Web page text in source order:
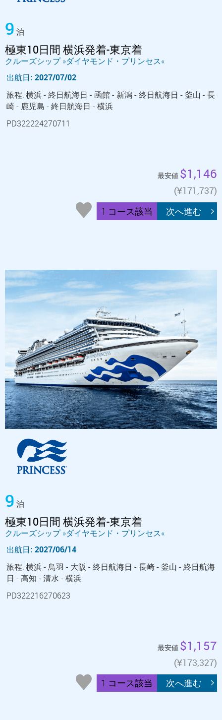
9 泊
極東10日間 横浜発着-東京着
クルーズシップ »ダイヤモンド・プリンセス«
出航日: 2027/07/02
旅程: 横浜 - 終日航海日 - 函館 - 新潟 - 終日航海日 - 釜山 - 長
崎 - 鹿児島 - 終日航海日 - 横浜
PD322224270711
最安値 $1,146
(¥171,737)
1 コース該当
次へ進む
9 泊
極東10日間 横浜発着-東京着
クルーズシップ »ダイヤモンド・プリンセス«
出航日: 2027/06/14
旅程: 横浜 - 鳥羽 - 大阪 - 終日航海日 - 長崎 - 釜山 - 終日航海
日 - 高知 - 清水 - 横浜
PD322216270623
最安値 $1,157
(¥173,327)
1 コース該当
次へ進む